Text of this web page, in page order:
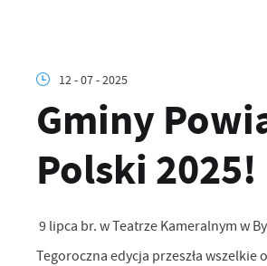
12 - 07 - 2025
Gminy
Polski 2025!
9 lipca br. w Teatrze Kameralnym w
Tegoroczna edycja przeszła